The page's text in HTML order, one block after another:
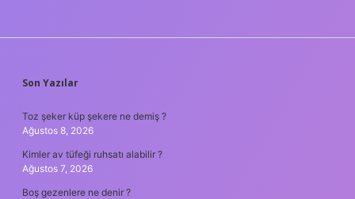
SIDEBAR
Son Yazılar
Toz şeker küp şekere ne demiş ?
Ağustos 8, 2026
Kimler av tüfeği ruhsatı alabilir ?
Ağustos 7, 2026
Boş gezenlere ne denir ?